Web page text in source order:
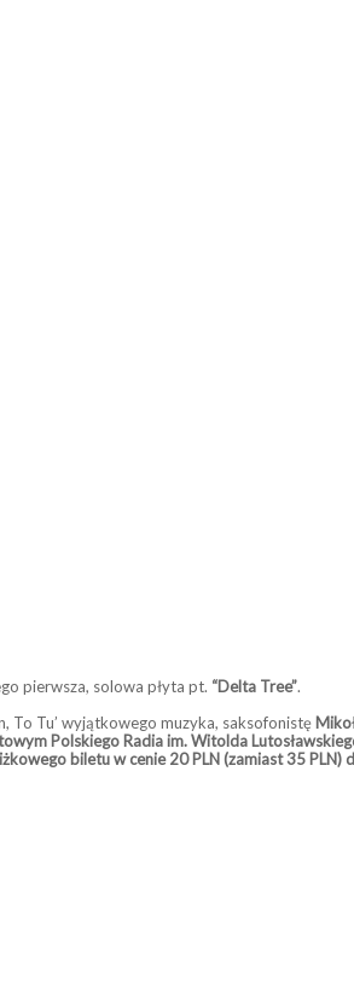
pierwsza, solowa płyta pt. “Delta Tree”.
To Tu’ wyjątkowego muzyka, saksofonistę
Polskiego Radia im. Witolda
biletu w cenie 20 PLN (zamiast 35